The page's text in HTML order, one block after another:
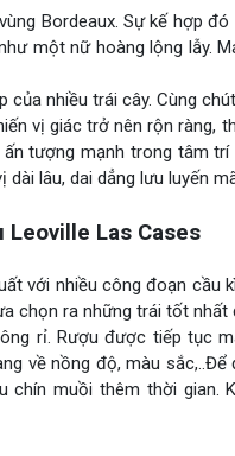
Bordeaux. Sự kế hợp
một nữ hoàng lộng lẫy.
nhiều trái cây. Cùng
vị giác trở nên rộn ràng,
tượng mạnh trong tâm
lâu, dai dẳng lưu luyến
Leoville Las Cases
với nhiều công đoạn cầu
chọn ra những trái tốt
rỉ. Rượu được tiếp tục
về nồng độ, màu
muồi thêm thời gian.